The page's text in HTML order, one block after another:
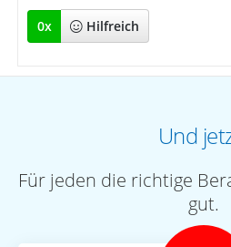
0x Hilfreich
Und
Für jeden die richtige
gut.